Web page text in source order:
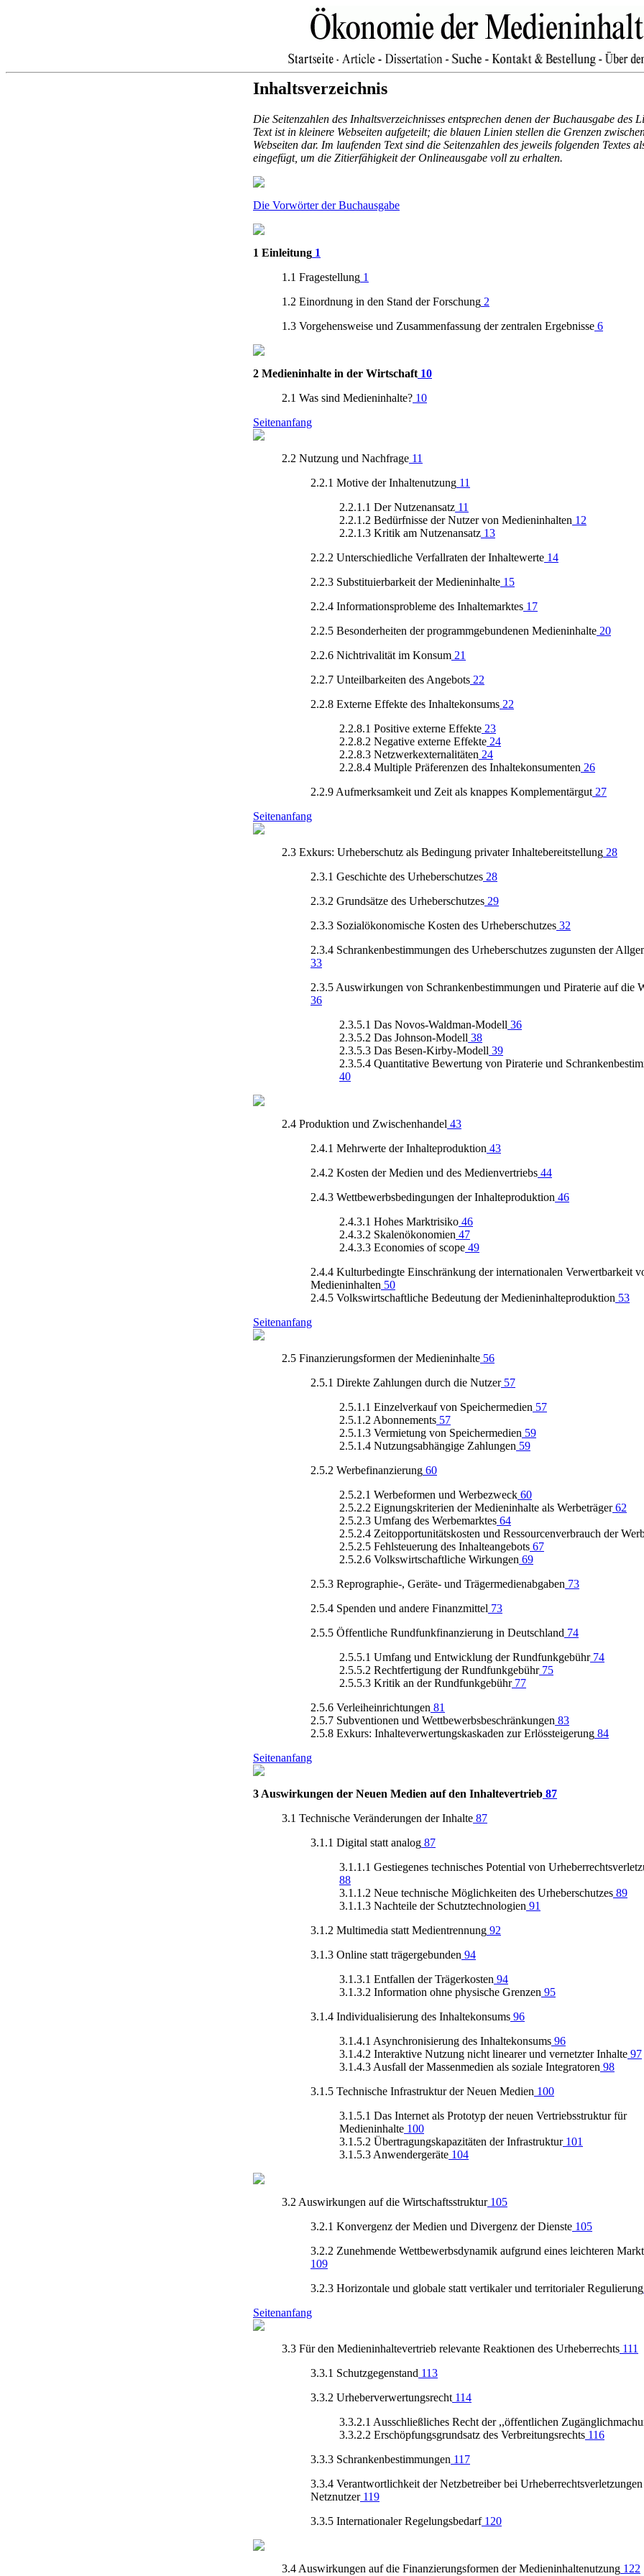
Inhaltsverzeichnis
Die Seitenzahlen des Inhaltsverzeichnisses entsprechen denen der Buchausgabe des
Text ist in kleinere Webseiten aufgeteilt; die blauen Linien stellen die Grenzen
Webseiten dar. Im laufenden Text sind die Seitenzahlen des jeweils folgenden Textes
eingefügt, um die Zitierfähigkeit der Onlineausgabe voll zu erhalten.
Die Vorwörter der Buchausgabe
1 Einleitung 1
1.1 Fragestellung 1
1.2 Einordnung in den Stand der Forschung 2
1.3 Vorgehensweise und Zusammenfassung der zentralen Ergebnisse 6
2 Medieninhalte in der Wirtschaft 10
2.1 Was sind Medieninhalte? 10
Seitenanfang
2.2 Nutzung und Nachfrage 11
2.2.1 Motive der Inhaltenutzung 11
2.2.1.1 Der Nutzenansatz 11
2.2.1.2 Bedürfnisse der Nutzer von Medieninhalten 12
2.2.1.3 Kritik am Nutzenansatz 13
2.2.2 Unterschiedliche Verfallraten der Inhaltewerte 14
2.2.3 Substituierbarkeit der Medieninhalte 15
2.2.4 Informationsprobleme des Inhaltemarktes 17
2.2.5 Besonderheiten der programmgebundenen Medieninhalte 20
2.2.6 Nichtrivalität im Konsum 21
2.2.7 Unteilbarkeiten des Angebots 22
2.2.8 Externe Effekte des Inhaltekonsums 22
2.2.8.1 Positive externe Effekte 23
2.2.8.2 Negative externe Effekte 24
2.2.8.3 Netzwerkexternalitäten 24
2.2.8.4 Multiple Präferenzen des Inhaltekonsumenten 26
2.2.9 Aufmerksamkeit und Zeit als knappes Komplementärgut 27
Seitenanfang
2.3 Exkurs: Urheberschutz als Bedingung privater Inhaltebereitstellung 28
2.3.1 Geschichte des Urheberschutzes 28
2.3.2 Grundsätze des Urheberschutzes 29
2.3.3 Sozialökonomische Kosten des Urheberschutzes 32
2.3.4 Schrankenbestimmungen des Urheberschutzes zugunsten der
33
2.3.5 Auswirkungen von Schrankenbestimmungen und Piraterie auf die
36
2.3.5.1 Das Novos-Waldman-Modell 36
2.3.5.2 Das Johnson-Modell 38
2.3.5.3 Das Besen-Kirby-Modell 39
2.3.5.4 Quantitative Bewertung von Piraterie und
40
2.4 Produktion und Zwischenhandel 43
2.4.1 Mehrwerte der Inhalteproduktion 43
2.4.2 Kosten der Medien und des Medienvertriebs 44
2.4.3 Wettbewerbsbedingungen der Inhalteproduktion 46
2.4.3.1 Hohes Marktrisiko 46
2.4.3.2 Skalenökonomien 47
2.4.3.3 Economies of scope 49
2.4.4 Kulturbedingte Einschränkung der internationalen Verwertbarkeit
Medieninhalten 50
2.4.5 Volkswirtschaftliche Bedeutung der Medieninhalteproduktion 53
Seitenanfang
2.5 Finanzierungsformen der Medieninhalte 56
2.5.1 Direkte Zahlungen durch die Nutzer57
2.5.1.1 Einzelverkauf von Speichermedien 57
2.5.1.2 Abonnements 57
2.5.1.3 Vermietung von Speichermedien 59
2.5.1.4 Nutzungsabhängige Zahlungen 59
2.5.2 Werbefinanzierung 60
2.5.2.1 Werbeformen und Werbezweck 60
2.5.2.2 Eignungskriterien der Medieninhalte als Werbeträger62
2.5.2.3 Umfang des Werbemarktes 64
2.5.2.4 Zeitopportunitätskosten und Ressourcenverbrauch der
2.5.2.5 Fehlsteuerung des Inhalteangebots 67
2.5.2.6 Volkswirtschaftliche Wirkungen 69
2.5.3 Reprographie-, Geräte- und Trägermedienabgaben 73
2.5.4 Spenden und andere Finanzmittel 73
2.5.5 Öffentliche Rundfunkfinanzierung in Deutschland 74
2.5.5.1 Umfang und Entwicklung der Rundfunkgebühr74
2.5.5.2 Rechtfertigung der Rundfunkgebühr75
2.5.5.3 Kritik an der Rundfunkgebühr77
2.5.6 Verleiheinrichtungen 81
2.5.7 Subventionen und Wettbewerbsbeschränkungen 83
2.5.8 Exkurs: Inhalteverwertungskaskaden zur Erlössteigerung 84
Seitenanfang
3 Auswirkungen der Neuen Medien auf den Inhaltevertrieb 87
3.1 Technische Veränderungen der Inhalte 87
3.1.1 Digital statt analog 87
3.1.1.1 Gestiegenes technisches Potential von
88
3.1.1.2 Neue technische Möglichkeiten des Urheberschutzes 89
3.1.1.3 Nachteile der Schutztechnologien 91
3.1.2 Multimedia statt Medientrennung 92
3.1.3 Online statt trägergebunden 94
3.1.3.1 Entfallen der Trägerkosten 94
3.1.3.2 Information ohne physische Grenzen 95
3.1.4 Individualisierung des Inhaltekonsums 96
3.1.4.1 Asynchronisierung des Inhaltekonsums 96
3.1.4.2 Interaktive Nutzung nicht linearer und vernetzter Inhalte 97
3.1.4.3 Ausfall der Massenmedien als soziale Integratoren 98
3.1.5 Technische Infrastruktur der Neuen Medien 100
3.1.5.1 Das Internet als Prototyp der neuen Vertriebsstruktur für
Medieninhalte 100
3.1.5.2 Übertragungskapazitäten der Infrastruktur101
3.1.5.3 Anwendergeräte 104
3.2 Auswirkungen auf die Wirtschaftsstruktur105
3.2.1 Konvergenz der Medien und Divergenz der Dienste 105
3.2.2 Zunehmende Wettbewerbsdynamik aufgrund eines leichteren
109
3.2.3 Horizontale und globale statt vertikaler und territorialer Regulierung
Seitenanfang
3.3 Für den Medieninhaltevertrieb relevante Reaktionen des Urheberrechts 111
3.3.1 Schutzgegenstand 113
3.3.2 Urheberverwertungsrecht 114
3.3.2.1 Ausschließliches Recht der ,,öffentlichen
3.3.2.2 Erschöpfungsgrundsatz des Verbreitungsrechts 116
3.3.3 Schrankenbestimmungen 117
3.3.4 Verantwortlichkeit der Netzbetreiber bei
Netznutzer119
3.3.5 Internationaler Regelungsbedarf120
3.4 Auswirkungen auf die Finanzierungsformen der Medieninhaltenutzung 122